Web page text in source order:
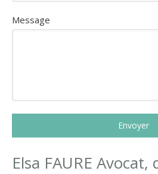
Message
Envoyer
Elsa FAURE Avocat,